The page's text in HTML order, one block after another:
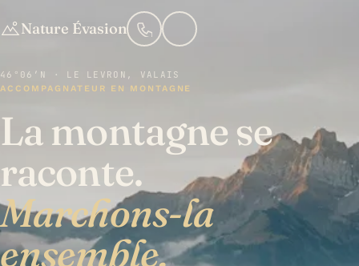
Nature Évasion
46°06′N · LE LEVRON, VALAIS
ACCOMPAGNATEUR EN MONTAGNE
La montagne se
raconte.
Marchons-la
ensemble.